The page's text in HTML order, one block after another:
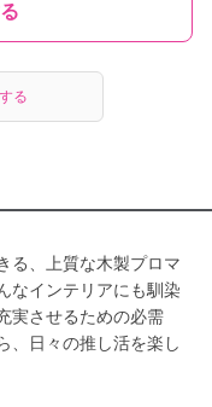
る
る、上質な木製プロマ
なインテリアにも馴染
実させるための必需
、日々の推し活を楽し